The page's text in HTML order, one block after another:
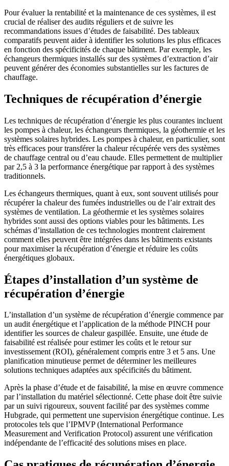
Pour évaluer la rentabilité et la maintenance de ces systèmes, il est
crucial de réaliser des audits réguliers et de suivre les
recommandations issues d’études de faisabilité. Des tableaux
comparatifs peuvent aider à identifier les solutions les plus efficaces
en fonction des spécificités de chaque bâtiment. Par exemple, les
échangeurs thermiques installés sur des systèmes d’extraction d’air
peuvent générer des économies substantielles sur les factures de
chauffage.
Techniques de récupération d’énergie
Les techniques de récupération d’énergie les plus courantes incluent
les pompes à chaleur, les échangeurs thermiques, la géothermie et les
systèmes solaires hybrides. Les pompes à chaleur, en particulier, sont
très efficaces pour transférer la chaleur récupérée vers des systèmes
de chauffage central ou d’eau chaude. Elles permettent de multiplier
par 2,5 à 3 la performance énergétique par rapport à des systèmes
traditionnels.
Les échangeurs thermiques, quant à eux, sont souvent utilisés pour
récupérer la chaleur des fumées industrielles ou de l’air extrait des
systèmes de ventilation. La géothermie et les systèmes solaires
hybrides sont aussi des options viables pour les bâtiments. Les
schémas d’installation de ces technologies montrent clairement
comment elles peuvent être intégrées dans les bâtiments existants
pour maximiser la récupération d’énergie et réduire les coûts
énergétiques globaux.
Étapes d’installation d’un système de
récupération d’énergie
L’installation d’un système de récupération d’énergie commence par
un audit énergétique et l’application de la méthode PINCH pour
identifier les sources de chaleur gaspillée. Ensuite, une étude de
faisabilité est réalisée pour estimer les coûts et le retour sur
investissement (ROI), généralement compris entre 3 et 5 ans. Une
planification minutieuse permet de déterminer les meilleures
solutions techniques adaptées aux spécificités du bâtiment.
Après la phase d’étude et de faisabilité, la mise en œuvre commence
par l’installation du matériel sélectionné. Cette phase doit être suivie
par un suivi rigoureux, souvent facilité par des systèmes comme
Hubgrade, qui permettent une supervision énergétique continue. Les
protocoles tels que l’IPMVP (International Performance
Measurement and Verification Protocol) assurent une vérification
indépendante de l’efficacité des solutions mises en place.